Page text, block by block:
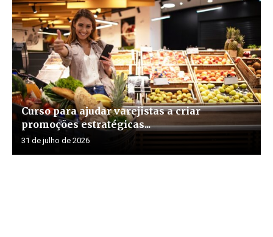
Curso para ajudar varejistas a criar
promoções estratégicas...
31 de julho de 2026